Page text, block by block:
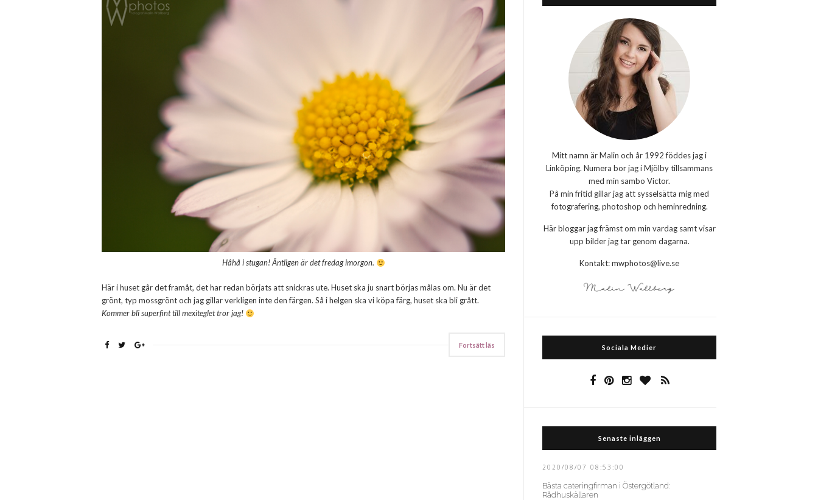
Håhå i stugan! Äntligen är det fredag imorgon.
Här i huset går det framåt, det har redan börjats att snickras ute. Huset ska ju snart börjas målas om. Nu är det
grönt, typ mossgrönt och jag gillar verkligen inte den färgen. Så i helgen ska vi köpa färg, huset ska bli grått.
Kommer bli superfint till mexiteglet tror jag!
Fortsätt läs
Mitt namn är Malin och år 1992 föddes jag i
Linköping. Numera bor jag i Mjölby tillsammans
med min sambo Victor.
På min fritid gillar jag att sysselsätta mig med
fotografering, photoshop och heminredning.
Här bloggar jag främst om min vardag samt visar
upp bilder jag tar genom dagarna.
Kontakt: mwphotos@live.se
Sociala Medier
Senaste inläggen
2020/08/07 08:53:00
Bästa cateringfirman i Östergötland:
Rådhuskällaren